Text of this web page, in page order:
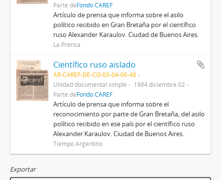
Parte deFondo CAREF
Artículo de prensa que informa sobre el asilo
político recibido en Gran Bretaña por el científico
ruso Alexander Karaulov. Ciudad de Buenos Aires.
La Prensa
Científico ruso aislado
AR-CAREF-DE-CO-05-04-06-48
Unidad documental simple
1984 diciembre 02
Parte deFondo CAREF
Artículo de prensa que informa sobre el
reconocimiento por parte de Gran Bretaña, del asilo
político recibido en ese país por el científico ruso
Alexander Karaulov. Ciudad de Buenos Aires.
Tiempo Argentino
Exportar